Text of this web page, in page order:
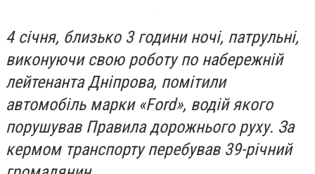
4 січня, близько 3 години ночі, патрульні,
виконуючи свою роботу по набережній
лейтенанта Дніпрова, помітили
автомобіль марки «Ford», водій якого
порушував Правила дорожнього руху. За
кермом транспорту перебував 39-річний